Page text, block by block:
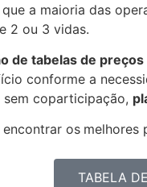
a maioria das
2 ou 3 vidas.
de tabelas de
conforme a
coparticipação,
os melhores
TABELA